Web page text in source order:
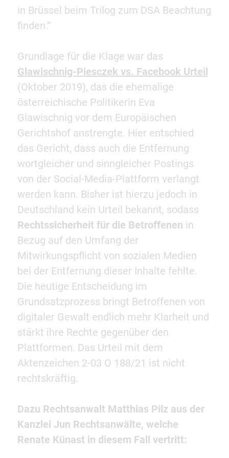
in Brüssel beim Trilog zum DSA Beachtung
finden.“
Grundlage für die Klage war das
Glawischnig-Piesczek vs. Facebook Urteil
(Oktober 2019), das die ehemalige
österreichische Politikerin Eva
Glawischnig vor dem Europäischen
Gerichtshof anstrengte. Hier entschied
das Gericht, dass auch die Entfernung
wortgleicher und sinngleicher Postings
von der Social-Media-Plattform verlangt
werden kann. Bisher ist hierzu jedoch in
Deutschland kein Urteil bekannt, sodass
Rechtssicherheit für die Betroffenen in
Bezug auf den Umfang der
Mitwirkungspflicht von sozialen Medien
bei der Entfernung dieser Inhalte fehlte.
Die heutige Entscheidung im
Grundsatzprozess bringt Betroffenen von
digitaler Gewalt endlich mehr Klarheit und
stärkt ihre Rechte gegenüber den
Plattformen. Das Urteil mit dem
Aktenzeichen 2-03 O 188/21 ist nicht
rechtskräftig.
Dazu Rechtsanwalt Matthias Pilz aus der
Kanzlei Jun Rechtsanwälte, welche
Renate Künast in diesem Fall vertritt: